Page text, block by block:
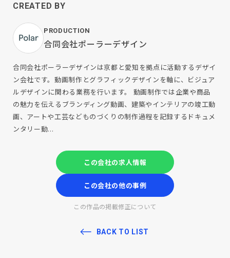
CREATED BY
PRODUCTION
合同会社ポーラーデザイン
合同会社ポーラーデザインは京都と愛知を拠点に活動するデザイ
ン会社です。動画制作とグラフィックデザインを軸に、ビジュア
ルデザインに関わる業務を行います。 動画制作では企業や商品
の魅力を伝えるブランディング動画、建築やインテリアの竣工動
画、アートや工芸などものづくりの制作過程を記録するドキュメ
ンタリー動...
この会社の求人情報
この会社の他の事例
この作品の掲載修正について
BACK TO LIST